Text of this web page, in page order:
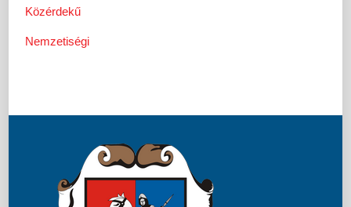
Közérdekű
Nemzetiségi